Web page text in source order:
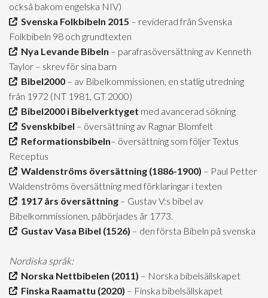
också bakom engelska NIV)
Svenska Folkbibeln 2015 – reviderad från Svenska
Folkbibeln 98 och grundtexten
Nya Levande Bibeln – parafrasöversättning av Kenneth
Taylor – skrev för sina barn
Bibel2000 – av Bibelkommissionen, en statlig utredning
från 1972 (NT 1981, GT 2000)
Bibel2000 i Bibelverktyget med avancerad sökning
Svenskbibel – översättning av Ragnar Blomfelt
Reformationsbibeln– översättning som följer Textus
Receptus
Waldenströms översättning (1886-1900) – Paul Petter
Waldenströms översättning med förklaringar i texten
1917 års översättning – Gustav V:s bibel av
Bibelkommissionen, påbörjades år 1773.
Gustav Vasa Bibel (1526) – den första Bibeln på svenska
Nordiska språk:
Norska Nettbibelen (2011) – Norska bibelsällskapet
Finska Raamattu (2020) – Finska bibelsällskapet